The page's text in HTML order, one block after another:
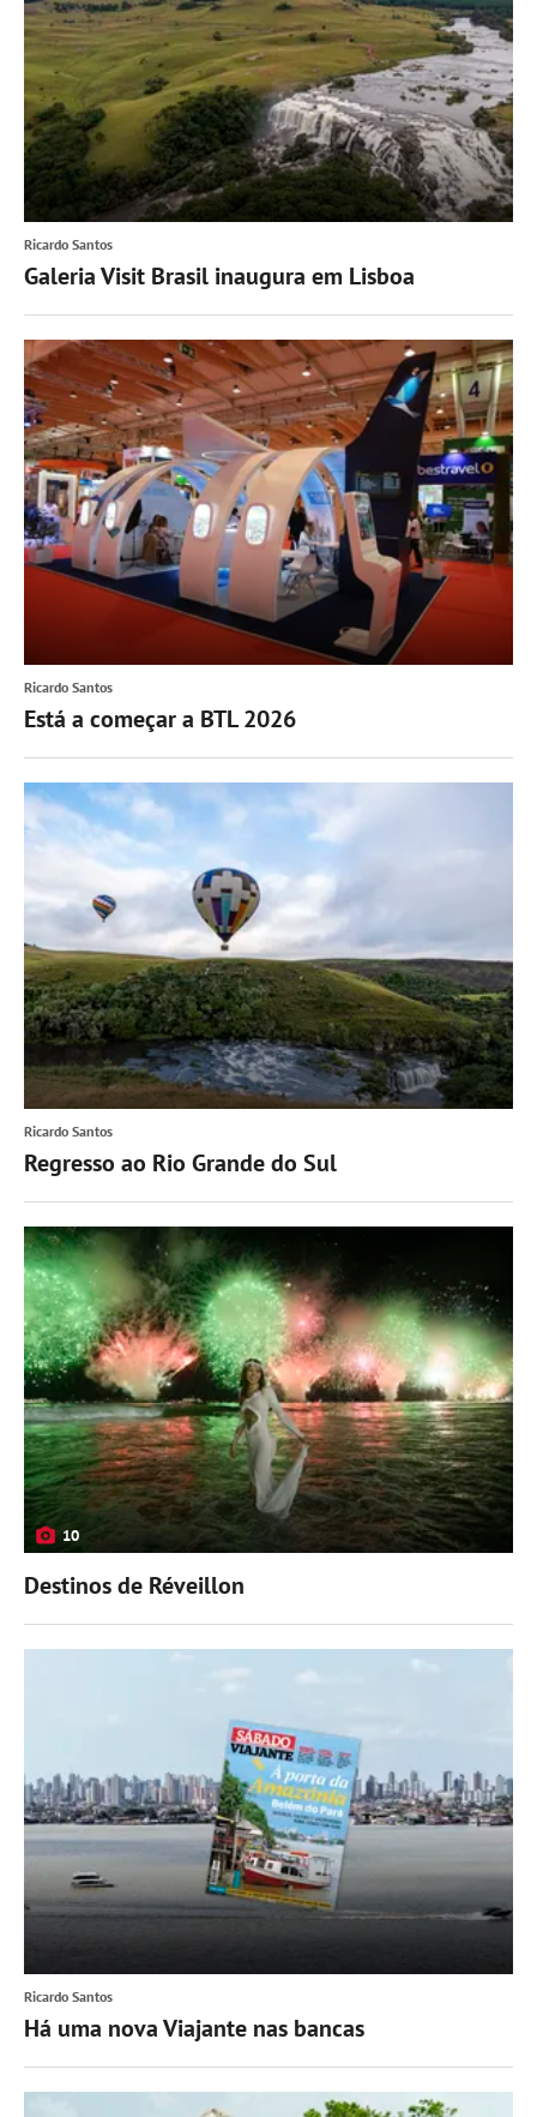
Ricardo Santos
Galeria Visit Brasil inaugura em Lisboa
Ricardo Santos
Está a começar a BTL 2026
Ricardo Santos
Regresso ao Rio Grande do Sul
10
Destinos de Réveillon
Ricardo Santos
Há uma nova Viajante nas bancas